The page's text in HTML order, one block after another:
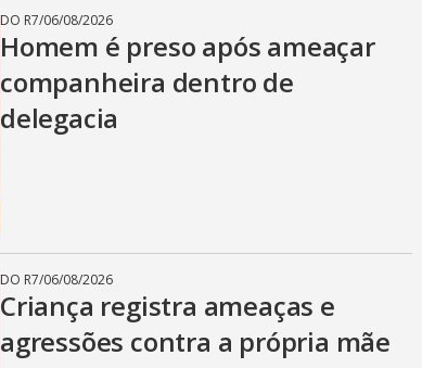
DO R7/06/08/2026
Homem é preso após ameaçar
companheira dentro de
delegacia
DO R7/06/08/2026
Criança registra ameaças e
agressões contra a própria mãe